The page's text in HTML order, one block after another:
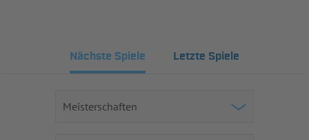
Nächste Spiele Letzte Spiele